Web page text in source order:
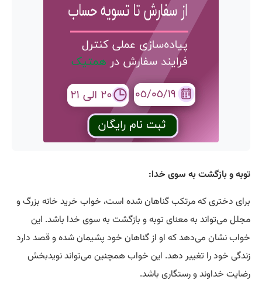
توبه و بازگشت به سوی خدا:
برای دختری که مرتکب گناهان شده است، خواب خرید خانه بزرگ و
مجلل می‌تواند به معنای توبه و بازگشت به سوی خدا باشد. این
خواب نشان می‌دهد که او از گناهان خود پشیمان شده و قصد دارد
زندگی خود را تغییر دهد. این خواب همچنین می‌تواند نویدبخش
رضایت خداوند و رستگاری باشد.